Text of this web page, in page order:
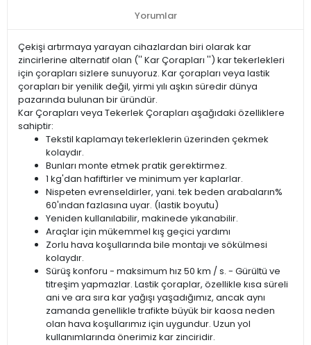
Yorumlar
Çekişi artırmaya yarayan cihazlardan biri olarak kar
zincirlerine alternatif olan ('' Kar Çorapları '') kar tekerlekleri
için çorapları sizlere sunuyoruz. Kar çorapları veya lastik
çorapları bir yenilik değil, yirmi yılı aşkın süredir dünya
pazarında bulunan bir üründür.
Kar Çorapları veya Tekerlek Çorapları aşağıdaki özelliklere
sahiptir:
Tekstil kaplamayı tekerleklerin üzerinden çekmek
kolaydır.
Bunları monte etmek pratik gerektirmez.
1 kg'dan hafiftirler ve minimum yer kaplarlar.
Nispeten evrenseldirler, yani. tek beden arabaların%
60'ından fazlasına uyar. (lastik boyutu)
Yeniden kullanılabilir, makinede yıkanabilir.
Araçlar için mükemmel kış geçici yardımı
Zorlu hava koşullarında bile montajı ve sökülmesi
kolaydır.
Sürüş konforu - maksimum hız 50 km / s. - Gürültü ve
titreşim yapmazlar. Lastik çoraplar, özellikle kısa süreli
ani ve ara sıra kar yağışı yaşadığımız, ancak aynı
zamanda genellikle trafikte büyük bir kaosa neden
olan hava koşullarımız için uygundur. Uzun yol
kullanımlarında önerimiz kar zinciridir.